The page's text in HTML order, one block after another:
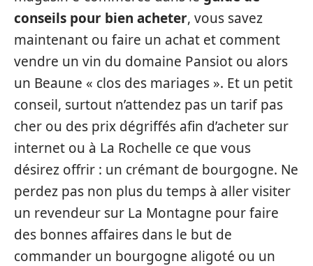
conseils pour bien acheter, vous savez
maintenant ou faire un achat et comment
vendre un vin du domaine Pansiot ou alors
un Beaune « clos des mariages ». Et un petit
conseil, surtout n’attendez pas un tarif pas
cher ou des prix dégriffés afin d’acheter sur
internet ou à La Rochelle ce que vous
désirez offrir : un crémant de bourgogne. Ne
perdez pas non plus du temps à aller visiter
un revendeur sur La Montagne pour faire
des bonnes affaires dans le but de
commander un bourgogne aligoté ou un